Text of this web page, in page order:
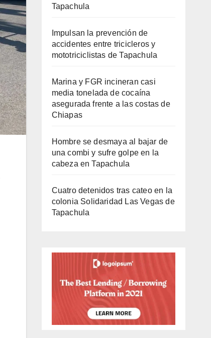
Tapachula
Impulsan la prevención de
accidentes entre tricicleros y
mototriciclistas de Tapachula
Marina y FGR incineran casi
media tonelada de cocaína
asegurada frente a las costas de
Chiapas
Hombre se desmaya al bajar de
una combi y sufre golpe en la
cabeza en Tapachula
Cuatro detenidos tras cateo en la
colonia Solidaridad Las Vegas de
Tapachula